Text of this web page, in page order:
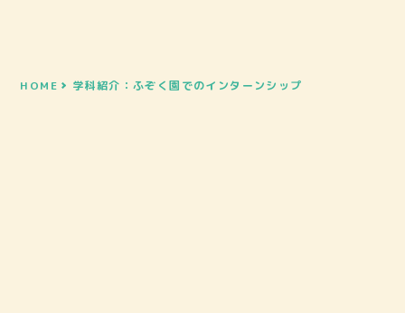
HOME 学科紹介：ふぞく園でのインターンシップ